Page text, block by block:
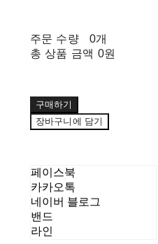
주문 수량
0개
총 상품 금액 0원
구매하기
장바구니에 담기
페이스북
카카오톡
네이버 블로그
밴드
라인